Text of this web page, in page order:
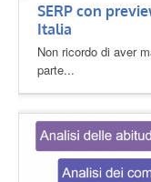
SERP con
Italia
Non ricordo di aver
parte...